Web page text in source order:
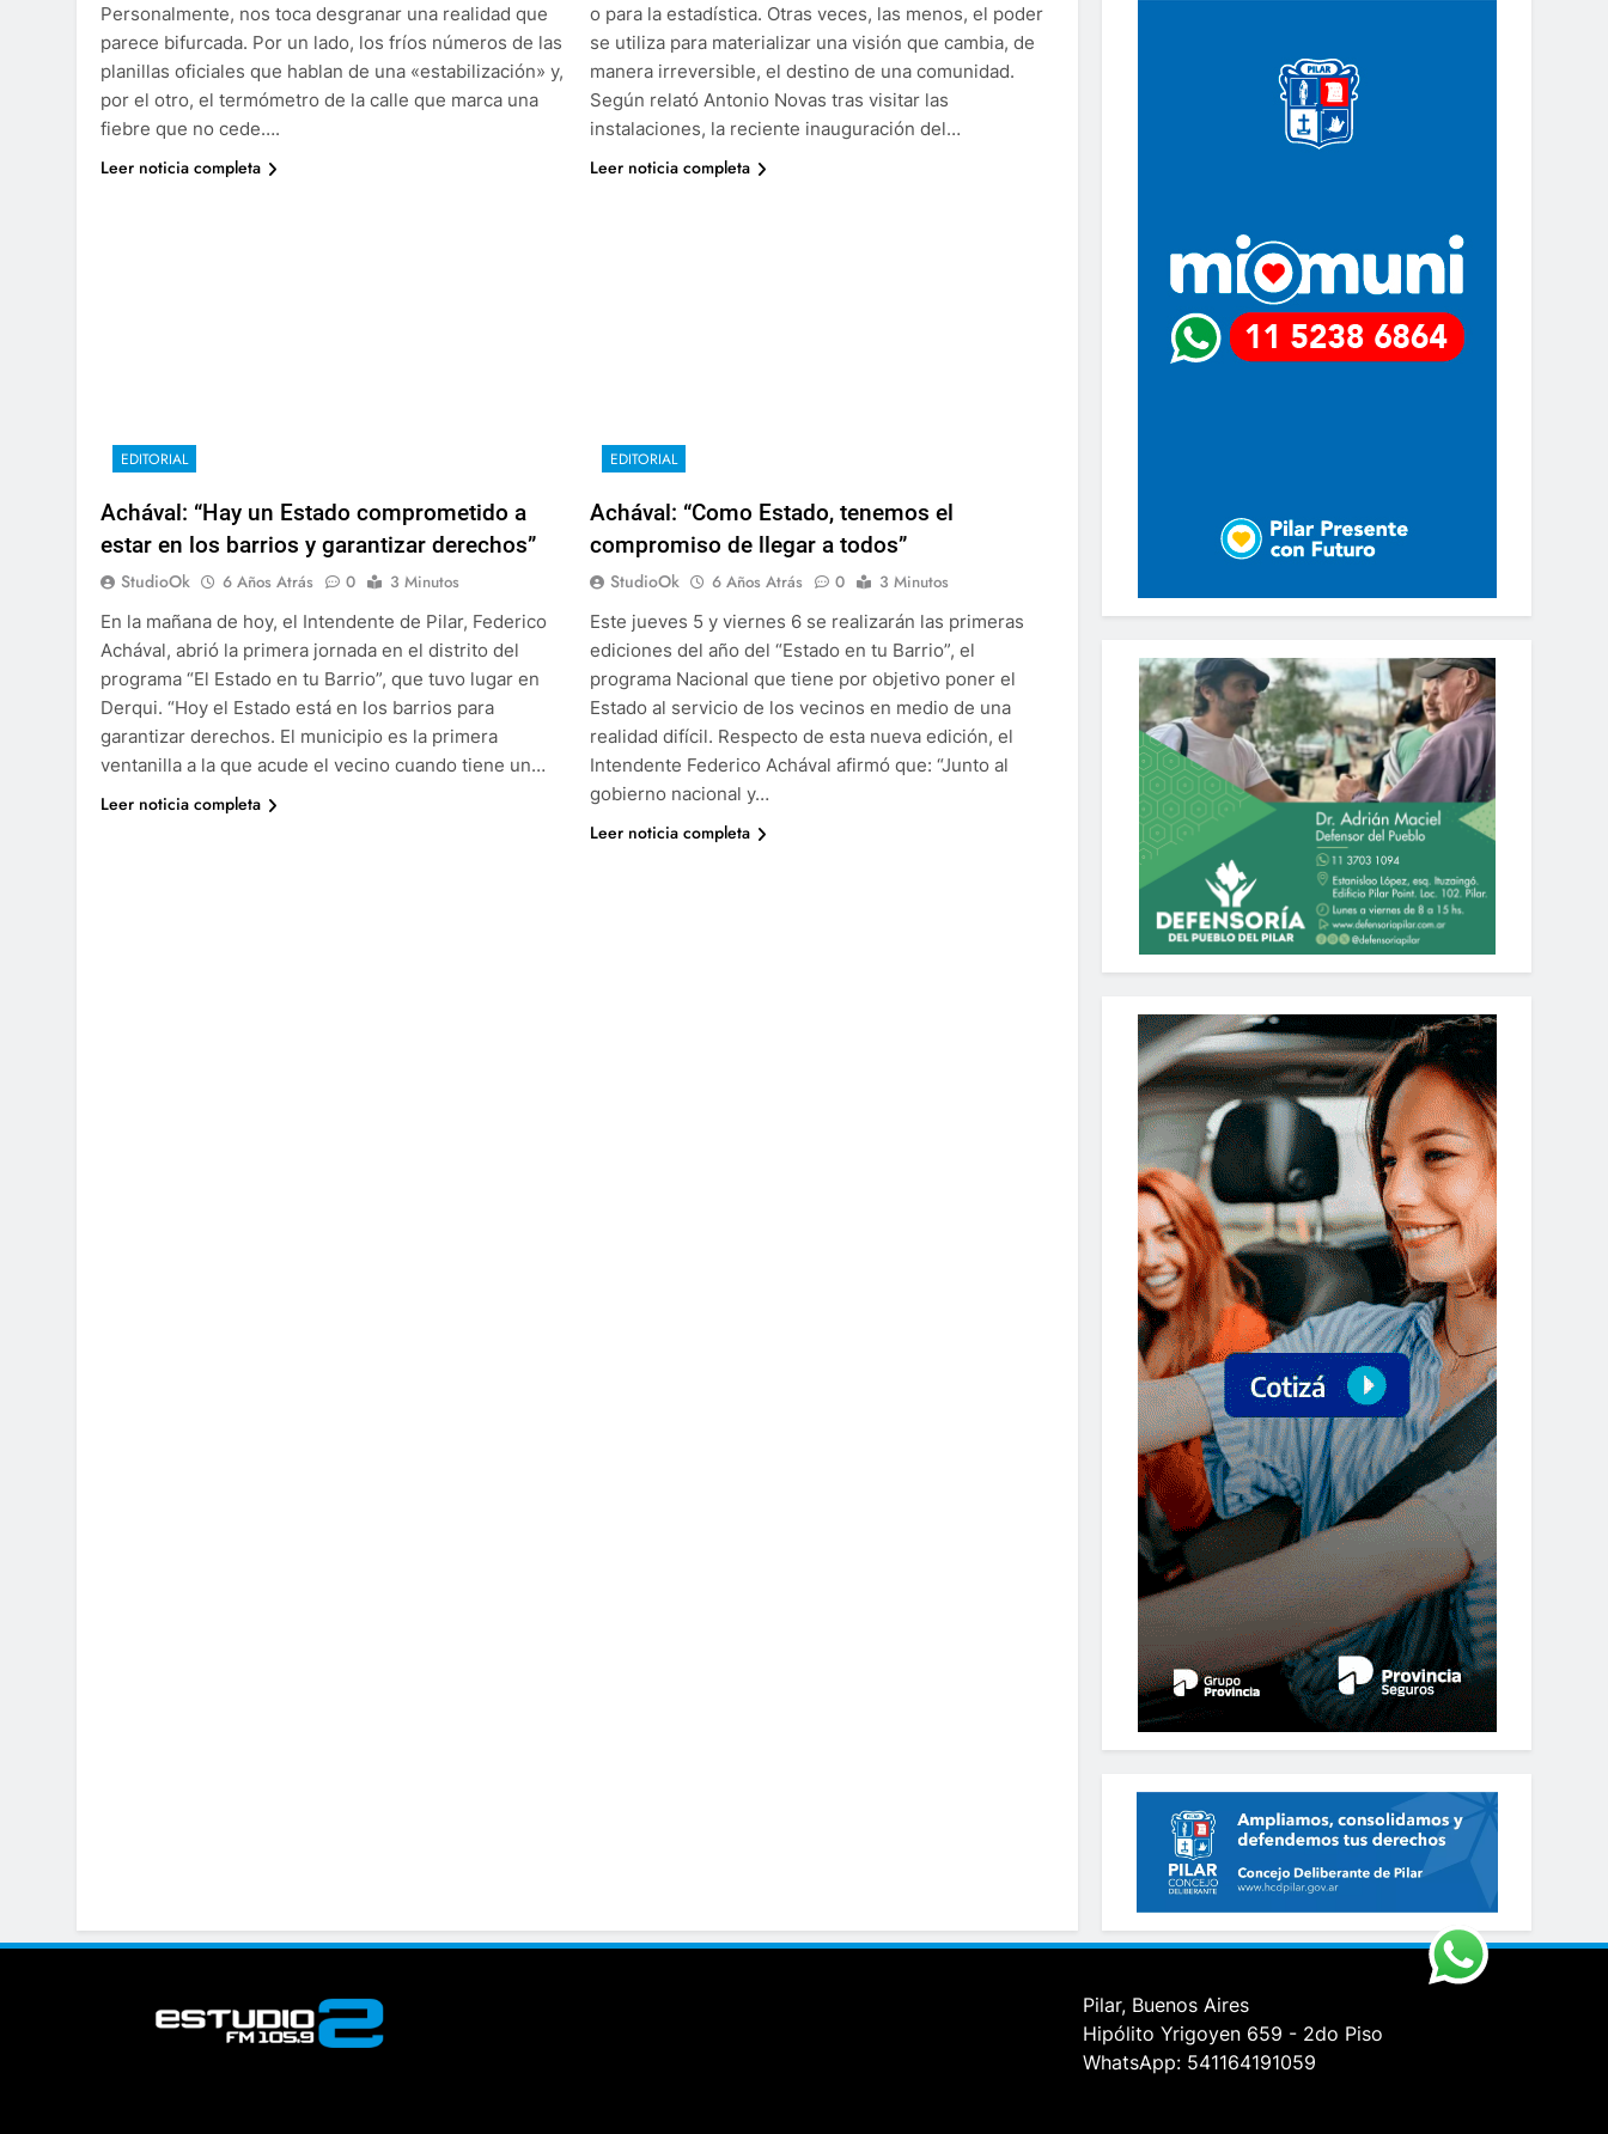
Personalmente, nos toca desgranar una realidad que
parece bifurcada. Por un lado, los fríos números de las
planillas oficiales que hablan de una «estabilización» y,
por el otro, el termómetro de la calle que marca una
fiebre que no cede….
Leer noticia completa
o para la estadística. Otras veces, las menos, el poder
se utiliza para materializar una visión que cambia, de
manera irreversible, el destino de una comunidad.
Según relató Antonio Novas tras visitar las
instalaciones, la reciente inauguración del…
Leer noticia completa
EDITORIAL
Achával: “Hay un Estado comprometido a
estar en los barrios y garantizar derechos”
StudioOk 6 Años Atrás 0
3 Minutos
En la mañana de hoy, el Intendente de Pilar, Federico
Achával, abrió la primera jornada en el distrito del
programa “El Estado en tu Barrio”, que tuvo lugar en
Derqui. “Hoy el Estado está en los barrios para
garantizar derechos. El municipio es la primera
ventanilla a la que acude el vecino cuando tiene un…
Leer noticia completa
EDITORIAL
Achával: “Como Estado, tenemos el
compromiso de llegar a todos”
StudioOk 6 Años Atrás 0
3 Minutos
Este jueves 5 y viernes 6 se realizarán las primeras
ediciones del año del “Estado en tu Barrio”, el
programa Nacional que tiene por objetivo poner el
Estado al servicio de los vecinos en medio de una
realidad difícil. Respecto de esta nueva edición, el
Intendente Federico Achával afirmó que: “Junto al
gobierno nacional y…
Leer noticia completa
Pilar, Buenos Aires
Hipólito Yrigoyen 659 - 2do Piso
WhatsApp: 541164191059